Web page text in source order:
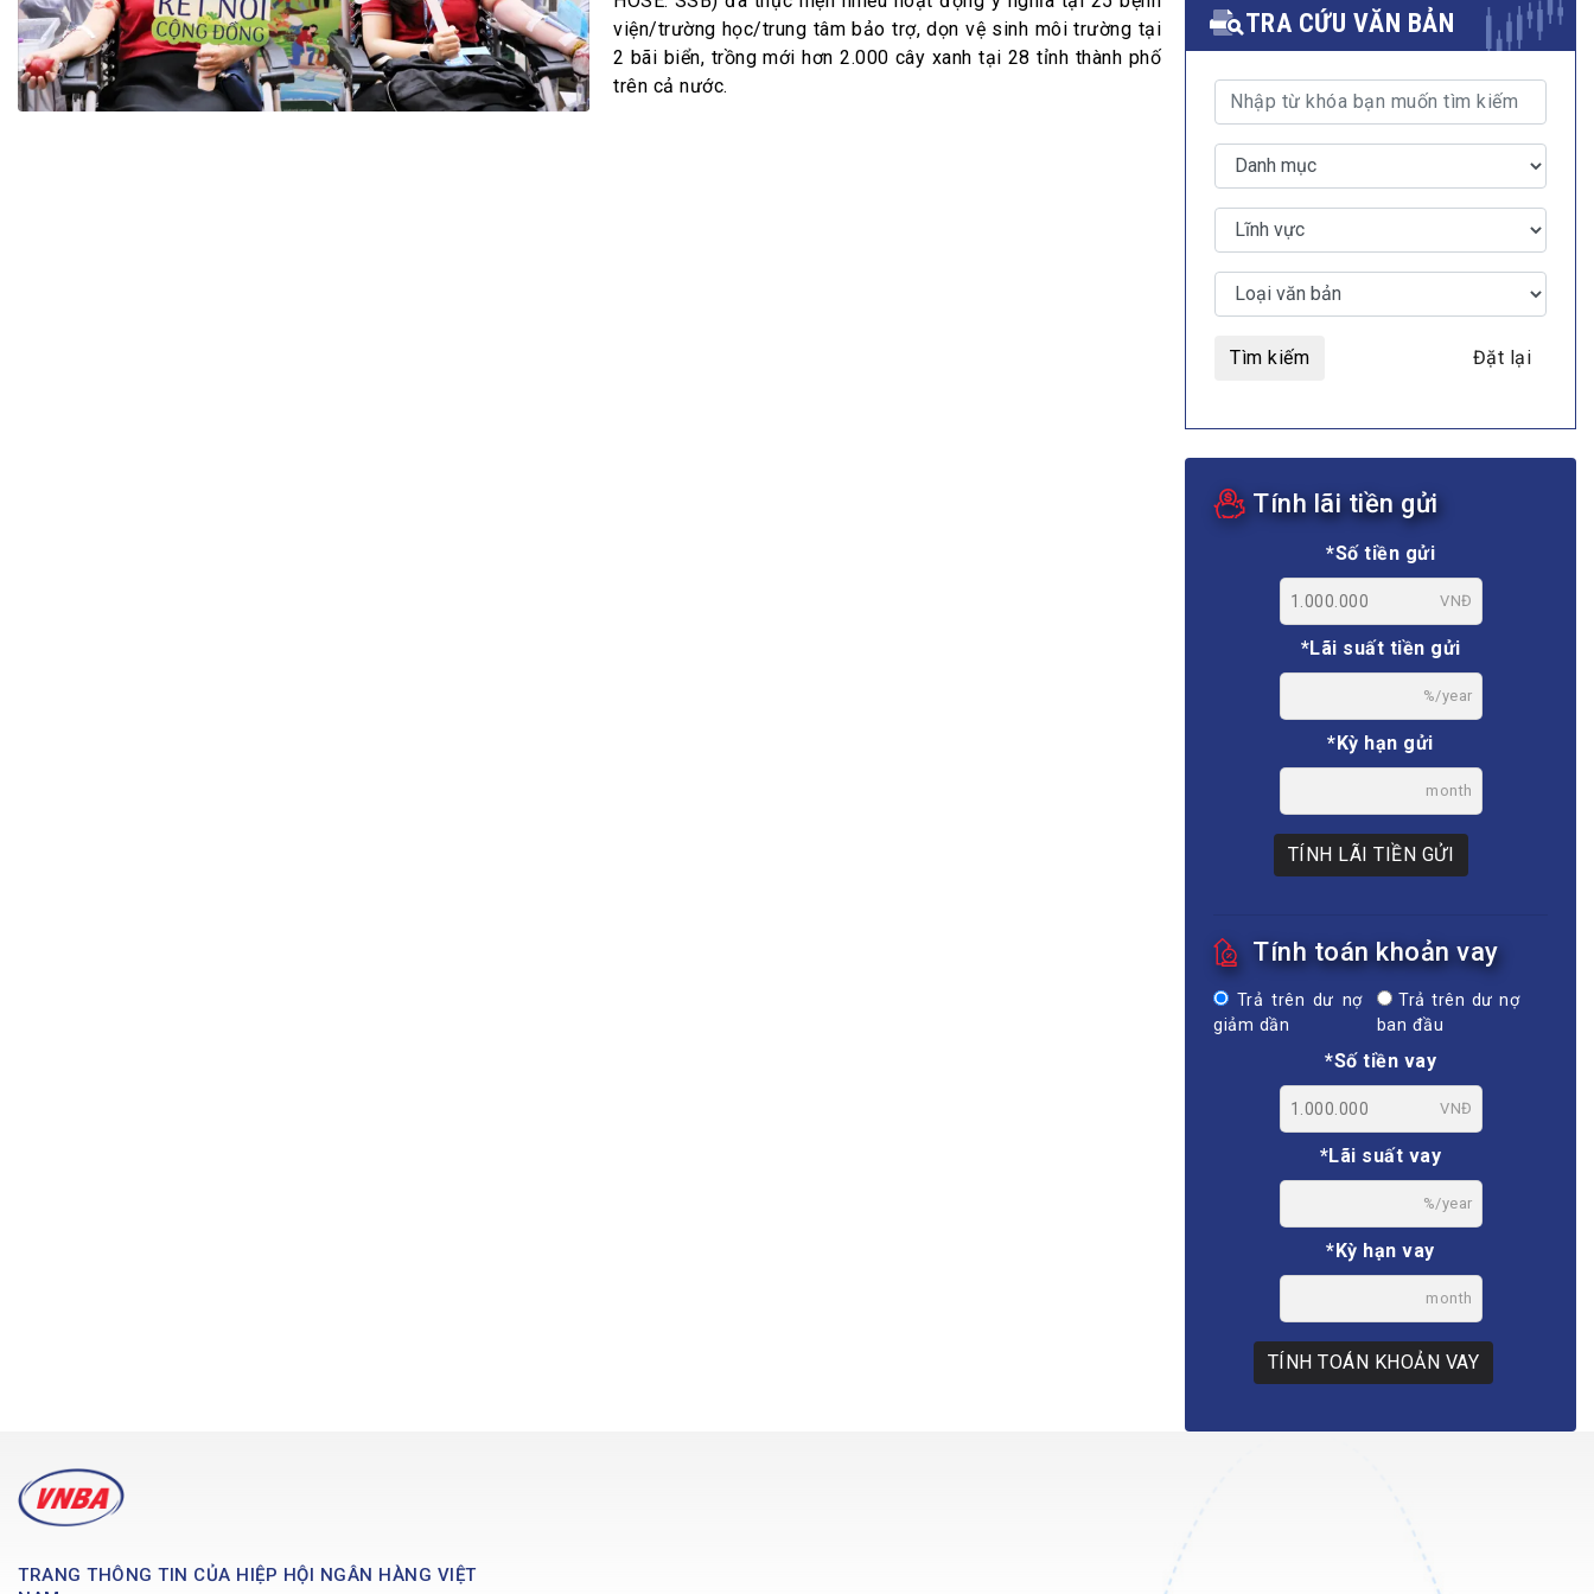
Bộ Chuẩn mực Đạo đức nghề nghiệp
Đối tác
Đấu giá tài sản
Thanh toán –Thẻ
Nhà quản trị
MULTIMEDIA
Video
E-magazines
viện/trường học/trung tâm bảo trợ, dọn vệ sinh môi trường tại
2 bãi biển, trồng mới hơn 2.000 cây xanh tại 28 tỉnh thành phố
trên cả nước.
TRA CỨU VĂN BẢN
Tìm kiếm Đặt lại
Tính lãi tiền gửi
*Số tiền gửi
VNĐ
*Lãi suất tiền gửi
%/year
*Kỳ hạn gửi
month
TÍNH LÃI TIỀN GỬI
Tính toán khoản vay
Trả trên dư nợ
giảm dần
Trả trên dư nợ
ban đầu
*Số tiền vay
VNĐ
*Lãi suất vay
%/year
*Kỳ hạn vay
month
TÍNH TOÁN KHOẢN VAY
TRANG THÔNG TIN CỦA HIỆP HỘI NGÂN HÀNG VIỆT